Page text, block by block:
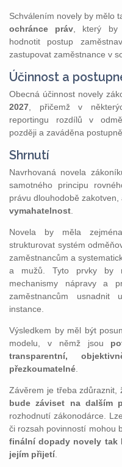
Schválením novely by mělo
ochránce práv , který by
hodnotit postup
zastupovat zaměstnance v
Účinnost a
Obecná účinnost novely
2027 , přičemž v
reportingu rozdílů v
později a zaváděna
Shrnutí
Navrhovaná novela
samotného principu
právu dlouhodobě zakotven,
vymahatelnost
Novela by měla
strukturovat systém
zaměstnancům a
a mužů. Tyto prvky by
mechanismy nápravy a
zaměstnancům
instance.
Výsledkem by měl být
modelu, v němž jsou
transparentní,
přezkoumatelné
Závěrem je třeba zdůraznit,
bude záviset na dalším
rozhodnutí zákonodárce.
či rozsah povinností mohou
finální dopady novely tak
jejím přijetí